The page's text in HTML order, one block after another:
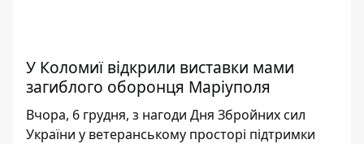
У Коломиї відкрили виставки мами
загиблого оборонця Маріуполя
Вчора, 6 грудня, з нагоди Дня Збройних сил
України у ветеранському просторі підтримки